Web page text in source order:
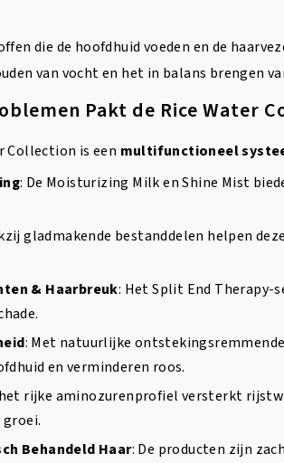
die de hoofdhuid voeden en de
van vocht en het in balans brengen
Pakt de Rice Water
Collection is een multifunctioneel
: De Moisturizing Milk en Shine Mist
gladmakende bestanddelen helpen
& Haarbreuk: Het Split End Therapy-
: Met natuurlijke
en verminderen roos.
rijke aminozurenprofiel versterkt
Behandeld Haar: De producten zijn